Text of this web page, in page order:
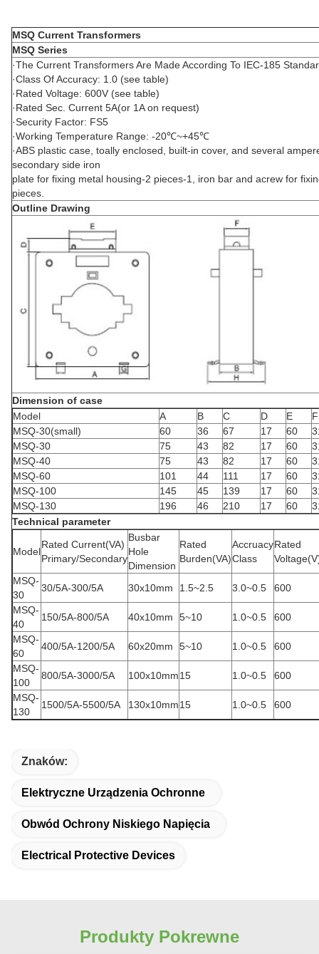
MSQ Current Transformers
MSQ Series
·The Current Transformers Are Made According To IEC-185
·Class Of Accuracy: 1.0 (see table)
·Rated Voltage: 600V (see table)
·Rated Sec. Current 5A(or 1A on request)
·Security Factor: FS5
·Working Temperature Range: -20℃~+45℃
·ABS plastic case, toally enclosed, built-in cover, and several
secondary side iron
plate for fixing metal housing-2 pieces-1, iron bar and acrew for
pieces.
Outline Drawing
Dimension of case
Model
A B C D E
F
MSQ-30(small)
60 36 67 17 60
MSQ-30
75 43 82 17 60
MSQ-40
75 43 82 17 60
MSQ-60
101 44 111 17 60
MSQ-100
145 45 139 17 60
MSQ-130
196 46 210 17 60
Technical parameter
Model
Rated Current(VA)
Primary/Secondary
Busbar
Hole
Dimension
Rated
Burden(VA)
Accruacy
Class
Rated
MSQ-
30
30/5A-300/5A 30x10mm 1.5~2.5 3.0~0.5
600
MSQ-
40
150/5A-800/5A 40x10mm 5~10 1.0~0.5
600
MSQ-
60
400/5A-1200/5A 60x20mm 5~10 1.0~0.5
600
MSQ-
100
800/5A-3000/5A 100x10mm15 1.0~0.5
600
MSQ-
130
1500/5A-5500/5A 130x10mm15 1.0~0.5 600
Znaków:
Elektryczne Urządzenia Ochronne
Obwód Ochrony Niskiego Napięcia
Electrical Protective Devices
Produkty Pokrewne